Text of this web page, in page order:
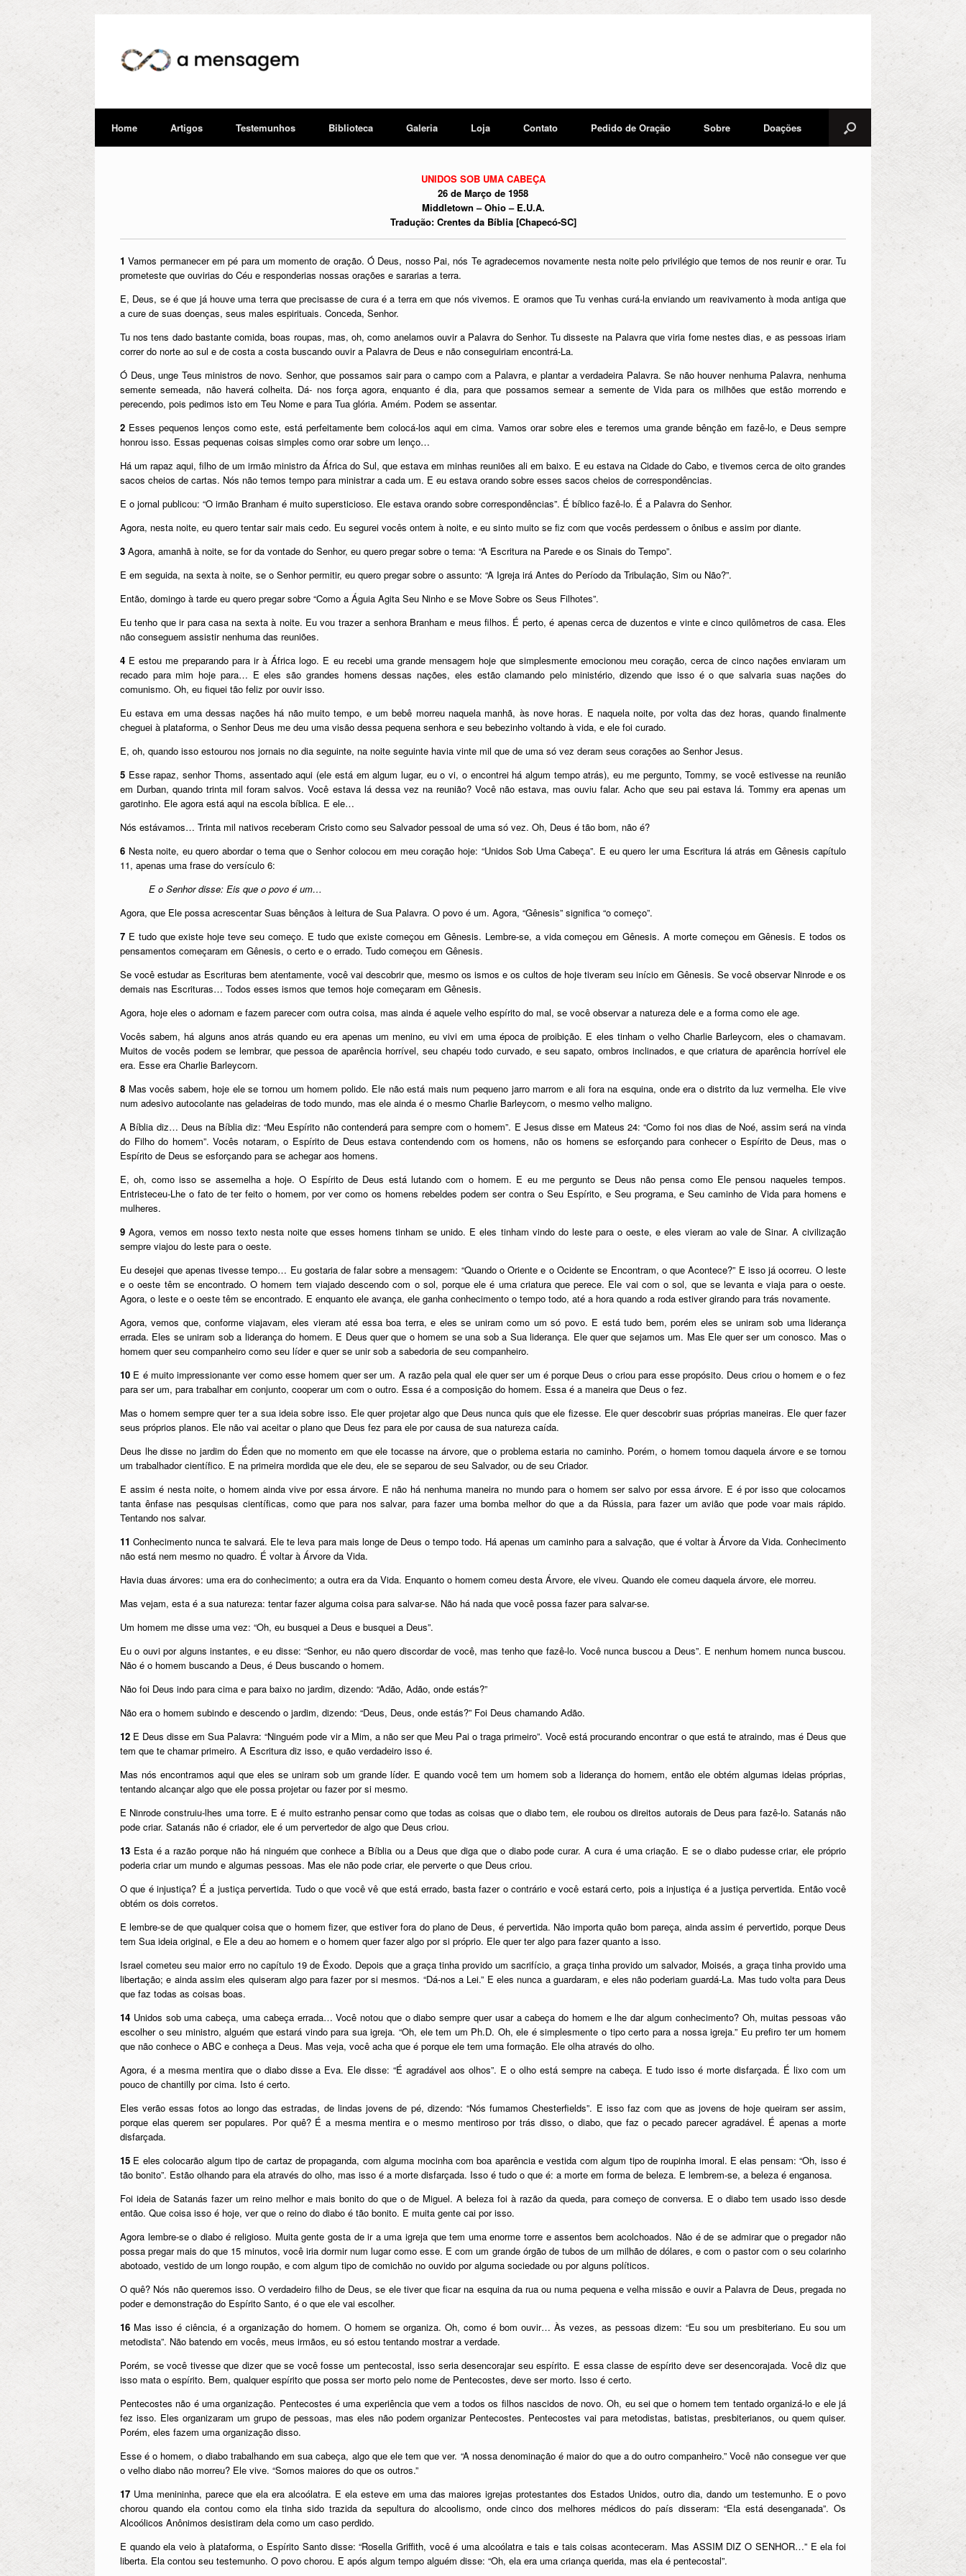
Home Artigos Testemunhos Biblioteca Galeria Loja Contato Pedido de Oração Sobre Doações
UNIDOS SOB UMA CABEÇA
26 de Março de 1958
Middletown – Ohio – E.U.A.
Tradução: Crentes da Bíblia [Chapecó-SC]
1 Vamos permanecer em pé para um momento de oração. Ó Deus, nosso Pai, nós Te agradecemos novamente nesta noite pelo privilégio que temos de nos reunir e orar. Tu
prometeste que ouvirias do Céu e responderias nossas orações e sararias a terra.
E, Deus, se é que já houve uma terra que precisasse de cura é a terra em que nós vivemos. E oramos que Tu venhas curá-la enviando um reavivamento à moda antiga que
a cure de suas doenças, seus males espirituais. Conceda, Senhor.
Tu nos tens dado bastante comida, boas roupas, mas, oh, como anelamos ouvir a Palavra do Senhor. Tu disseste na Palavra que viria fome nestes dias, e as pessoas iriam
correr do norte ao sul e de costa a costa buscando ouvir a Palavra de Deus e não conseguiriam encontrá-La.
Ó Deus, unge Teus ministros de novo. Senhor, que possamos sair para o campo com a Palavra, e plantar a verdadeira Palavra. Se não houver nenhuma Palavra, nenhuma
semente semeada, não haverá colheita. Dá- nos força agora, enquanto é dia, para que possamos semear a semente de Vida para os milhões que estão morrendo e
perecendo, pois pedimos isto em Teu Nome e para Tua glória. Amém. Podem se assentar.
2 Esses pequenos lenços como este, está perfeitamente bem colocá-los aqui em cima. Vamos orar sobre eles e teremos uma grande bênção em fazê-lo, e Deus sempre
honrou isso. Essas pequenas coisas simples como orar sobre um lenço…
Há um rapaz aqui, filho de um irmão ministro da África do Sul, que estava em minhas reuniões ali em baixo. E eu estava na Cidade do Cabo, e tivemos cerca de oito grandes
sacos cheios de cartas. Nós não temos tempo para ministrar a cada um. E eu estava orando sobre esses sacos cheios de correspondências.
E o jornal publicou: “O irmão Branham é muito supersticioso. Ele estava orando sobre correspondências”. É bíblico fazê-lo. É a Palavra do Senhor.
Agora, nesta noite, eu quero tentar sair mais cedo. Eu segurei vocês ontem à noite, e eu sinto muito se fiz com que vocês perdessem o ônibus e assim por diante.
3 Agora, amanhã à noite, se for da vontade do Senhor, eu quero pregar sobre o tema: “A Escritura na Parede e os Sinais do Tempo”.
E em seguida, na sexta à noite, se o Senhor permitir, eu quero pregar sobre o assunto: “A Igreja irá Antes do Período da Tribulação, Sim ou Não?”.
Então, domingo à tarde eu quero pregar sobre “Como a Águia Agita Seu Ninho e se Move Sobre os Seus Filhotes”.
Eu tenho que ir para casa na sexta à noite. Eu vou trazer a senhora Branham e meus filhos. É perto, é apenas cerca de duzentos e vinte e cinco quilômetros de casa. Eles
não conseguem assistir nenhuma das reuniões.
4 E estou me preparando para ir à África logo. E eu recebi uma grande mensagem hoje que simplesmente emocionou meu coração, cerca de cinco nações enviaram um
recado para mim hoje para… E eles são grandes homens dessas nações, eles estão clamando pelo ministério, dizendo que isso é o que salvaria suas nações do
comunismo. Oh, eu fiquei tão feliz por ouvir isso.
Eu estava em uma dessas nações há não muito tempo, e um bebê morreu naquela manhã, às nove horas. E naquela noite, por volta das dez horas, quando finalmente
cheguei à plataforma, o Senhor Deus me deu uma visão dessa pequena senhora e seu bebezinho voltando à vida, e ele foi curado.
E, oh, quando isso estourou nos jornais no dia seguinte, na noite seguinte havia vinte mil que de uma só vez deram seus corações ao Senhor Jesus.
5 Esse rapaz, senhor Thoms, assentado aqui (ele está em algum lugar, eu o vi, o encontrei há algum tempo atrás), eu me pergunto, Tommy, se você estivesse na reunião
em Durban, quando trinta mil foram salvos. Você estava lá dessa vez na reunião? Você não estava, mas ouviu falar. Acho que seu pai estava lá. Tommy era apenas um
garotinho. Ele agora está aqui na escola bíblica. E ele…
Nós estávamos… Trinta mil nativos receberam Cristo como seu Salvador pessoal de uma só vez. Oh, Deus é tão bom, não é?
6 Nesta noite, eu quero abordar o tema que o Senhor colocou em meu coração hoje: “Unidos Sob Uma Cabeça”. E eu quero ler uma Escritura lá atrás em Gênesis capítulo
11, apenas uma frase do versículo 6:
E o Senhor disse: Eis que o povo é um…
Agora, que Ele possa acrescentar Suas bênçãos à leitura de Sua Palavra. O povo é um. Agora, “Gênesis” significa “o começo”.
7 E tudo que existe hoje teve seu começo. E tudo que existe começou em Gênesis. Lembre-se, a vida começou em Gênesis. A morte começou em Gênesis. E todos os
pensamentos começaram em Gênesis, o certo e o errado. Tudo começou em Gênesis.
Se você estudar as Escrituras bem atentamente, você vai descobrir que, mesmo os ismos e os cultos de hoje tiveram seu início em Gênesis. Se você observar Ninrode e os
demais nas Escrituras… Todos esses ismos que temos hoje começaram em Gênesis.
Agora, hoje eles o adornam e fazem parecer com outra coisa, mas ainda é aquele velho espírito do mal, se você observar a natureza dele e a forma como ele age.
Vocês sabem, há alguns anos atrás quando eu era apenas um menino, eu vivi em uma época de proibição. E eles tinham o velho Charlie Barleycorn, eles o chamavam.
Muitos de vocês podem se lembrar, que pessoa de aparência horrível, seu chapéu todo curvado, e seu sapato, ombros inclinados, e que criatura de aparência horrível ele
era. Esse era Charlie Barleycorn.
8 Mas vocês sabem, hoje ele se tornou um homem polido. Ele não está mais num pequeno jarro marrom e ali fora na esquina, onde era o distrito da luz vermelha. Ele vive
num adesivo autocolante nas geladeiras de todo mundo, mas ele ainda é o mesmo Charlie Barleycorn, o mesmo velho maligno.
A Bíblia diz… Deus na Bíblia diz: “Meu Espírito não contenderá para sempre com o homem”. E Jesus disse em Mateus 24: “Como foi nos dias de Noé, assim será na vinda
do Filho do homem”. Vocês notaram, o Espírito de Deus estava contendendo com os homens, não os homens se esforçando para conhecer o Espírito de Deus, mas o
Espírito de Deus se esforçando para se achegar aos homens.
E, oh, como isso se assemelha a hoje. O Espírito de Deus está lutando com o homem. E eu me pergunto se Deus não pensa como Ele pensou naqueles tempos.
Entristeceu-Lhe o fato de ter feito o homem, por ver como os homens rebeldes podem ser contra o Seu Espírito, e Seu programa, e Seu caminho de Vida para homens e
mulheres.
9 Agora, vemos em nosso texto nesta noite que esses homens tinham se unido. E eles tinham vindo do leste para o oeste, e eles vieram ao vale de Sinar. A civilização
sempre viajou do leste para o oeste.
Eu desejei que apenas tivesse tempo… Eu gostaria de falar sobre a mensagem: “Quando o Oriente e o Ocidente se Encontram, o que Acontece?” E isso já ocorreu. O leste
e o oeste têm se encontrado. O homem tem viajado descendo com o sol, porque ele é uma criatura que perece. Ele vai com o sol, que se levanta e viaja para o oeste.
Agora, o leste e o oeste têm se encontrado. E enquanto ele avança, ele ganha conhecimento o tempo todo, até a hora quando a roda estiver girando para trás novamente.
Agora, vemos que, conforme viajavam, eles vieram até essa boa terra, e eles se uniram como um só povo. E está tudo bem, porém eles se uniram sob uma liderança
errada. Eles se uniram sob a liderança do homem. E Deus quer que o homem se una sob a Sua liderança. Ele quer que sejamos um. Mas Ele quer ser um conosco. Mas o
homem quer seu companheiro como seu líder e quer se unir sob a sabedoria de seu companheiro.
10 E é muito impressionante ver como esse homem quer ser um. A razão pela qual ele quer ser um é porque Deus o criou para esse propósito. Deus criou o homem e o fez
para ser um, para trabalhar em conjunto, cooperar um com o outro. Essa é a composição do homem. Essa é a maneira que Deus o fez.
Mas o homem sempre quer ter a sua ideia sobre isso. Ele quer projetar algo que Deus nunca quis que ele fizesse. Ele quer descobrir suas próprias maneiras. Ele quer fazer
seus próprios planos. Ele não vai aceitar o plano que Deus fez para ele por causa de sua natureza caída.
Deus lhe disse no jardim do Éden que no momento em que ele tocasse na árvore, que o problema estaria no caminho. Porém, o homem tomou daquela árvore e se tornou
um trabalhador científico. E na primeira mordida que ele deu, ele se separou de seu Salvador, ou de seu Criador.
E assim é nesta noite, o homem ainda vive por essa árvore. E não há nenhuma maneira no mundo para o homem ser salvo por essa árvore. E é por isso que colocamos
tanta ênfase nas pesquisas científicas, como que para nos salvar, para fazer uma bomba melhor do que a da Rússia, para fazer um avião que pode voar mais rápido.
Tentando nos salvar.
11 Conhecimento nunca te salvará. Ele te leva para mais longe de Deus o tempo todo. Há apenas um caminho para a salvação, que é voltar à Árvore da Vida. Conhecimento
não está nem mesmo no quadro. É voltar à Árvore da Vida.
Havia duas árvores: uma era do conhecimento; a outra era da Vida. Enquanto o homem comeu desta Árvore, ele viveu. Quando ele comeu daquela árvore, ele morreu.
Mas vejam, esta é a sua natureza: tentar fazer alguma coisa para salvar-se. Não há nada que você possa fazer para salvar-se.
Um homem me disse uma vez: “Oh, eu busquei a Deus e busquei a Deus”.
Eu o ouvi por alguns instantes, e eu disse: “Senhor, eu não quero discordar de você, mas tenho que fazê-lo. Você nunca buscou a Deus”. E nenhum homem nunca buscou.
Não é o homem buscando a Deus, é Deus buscando o homem.
Não foi Deus indo para cima e para baixo no jardim, dizendo: “Adão, Adão, onde estás?”
Não era o homem subindo e descendo o jardim, dizendo: “Deus, Deus, onde estás?” Foi Deus chamando Adão.
12 E Deus disse em Sua Palavra: “Ninguém pode vir a Mim, a não ser que Meu Pai o traga primeiro”. Você está procurando encontrar o que está te atraindo, mas é Deus que
tem que te chamar primeiro. A Escritura diz isso, e quão verdadeiro isso é.
Mas nós encontramos aqui que eles se uniram sob um grande líder. E quando você tem um homem sob a liderança do homem, então ele obtém algumas ideias próprias,
tentando alcançar algo que ele possa projetar ou fazer por si mesmo.
E Ninrode construiu-lhes uma torre. E é muito estranho pensar como que todas as coisas que o diabo tem, ele roubou os direitos autorais de Deus para fazê-lo. Satanás não
pode criar. Satanás não é criador, ele é um pervertedor de algo que Deus criou.
13 Esta é a razão porque não há ninguém que conhece a Bíblia ou a Deus que diga que o diabo pode curar. A cura é uma criação. E se o diabo pudesse criar, ele próprio
poderia criar um mundo e algumas pessoas. Mas ele não pode criar, ele perverte o que Deus criou.
O que é injustiça? É a justiça pervertida. Tudo o que você vê que está errado, basta fazer o contrário e você estará certo, pois a injustiça é a justiça pervertida. Então você
obtém os dois corretos.
E lembre-se de que qualquer coisa que o homem fizer, que estiver fora do plano de Deus, é pervertida. Não importa quão bom pareça, ainda assim é pervertido, porque Deus
tem Sua ideia original, e Ele a deu ao homem e o homem quer fazer algo por si próprio. Ele quer ter algo para fazer quanto a isso.
Israel cometeu seu maior erro no capítulo 19 de Êxodo. Depois que a graça tinha provido um sacrifício, a graça tinha provido um salvador, Moisés, a graça tinha provido uma
libertação; e ainda assim eles quiseram algo para fazer por si mesmos. “Dá-nos a Lei.” E eles nunca a guardaram, e eles não poderiam guardá-La. Mas tudo volta para Deus
que faz todas as coisas boas.
14 Unidos sob uma cabeça, uma cabeça errada… Você notou que o diabo sempre quer usar a cabeça do homem e lhe dar algum conhecimento? Oh, muitas pessoas vão
escolher o seu ministro, alguém que estará vindo para sua igreja. “Oh, ele tem um Ph.D. Oh, ele é simplesmente o tipo certo para a nossa igreja.” Eu prefiro ter um homem
que não conhece o ABC e conheça a Deus. Mas veja, você acha que é porque ele tem uma formação. Ele olha através do olho.
Agora, é a mesma mentira que o diabo disse a Eva. Ele disse: “É agradável aos olhos”. E o olho está sempre na cabeça. E tudo isso é morte disfarçada. É lixo com um
pouco de chantilly por cima. Isto é certo.
Eles verão essas fotos ao longo das estradas, de lindas jovens de pé, dizendo: “Nós fumamos Chesterfields”. E isso faz com que as jovens de hoje queiram ser assim,
porque elas querem ser populares. Por quê? É a mesma mentira e o mesmo mentiroso por trás disso, o diabo, que faz o pecado parecer agradável. É apenas a morte
disfarçada.
15 E eles colocarão algum tipo de cartaz de propaganda, com alguma mocinha com boa aparência e vestida com algum tipo de roupinha imoral. E elas pensam: “Oh, isso é
tão bonito”. Estão olhando para ela através do olho, mas isso é a morte disfarçada. Isso é tudo o que é: a morte em forma de beleza. E lembrem-se, a beleza é enganosa.
Foi ideia de Satanás fazer um reino melhor e mais bonito do que o de Miguel. A beleza foi à razão da queda, para começo de conversa. E o diabo tem usado isso desde
então. Que coisa isso é hoje, ver que o reino do diabo é tão bonito. E muita gente cai por isso.
Agora lembre-se o diabo é religioso. Muita gente gosta de ir a uma igreja que tem uma enorme torre e assentos bem acolchoados. Não é de se admirar que o pregador não
possa pregar mais do que 15 minutos, você iria dormir num lugar como esse. E com um grande órgão de tubos de um milhão de dólares, e com o pastor com o seu colarinho
abotoado, vestido de um longo roupão, e com algum tipo de comichão no ouvido por alguma sociedade ou por alguns políticos.
O quê? Nós não queremos isso. O verdadeiro filho de Deus, se ele tiver que ficar na esquina da rua ou numa pequena e velha missão e ouvir a Palavra de Deus, pregada no
poder e demonstração do Espírito Santo, é o que ele vai escolher.
16 Mas isso é ciência, é a organização do homem. O homem se organiza. Oh, como é bom ouvir… Às vezes, as pessoas dizem: “Eu sou um presbiteriano. Eu sou um
metodista”. Não batendo em vocês, meus irmãos, eu só estou tentando mostrar a verdade.
Porém, se você tivesse que dizer que se você fosse um pentecostal, isso seria desencorajar seu espírito. E essa classe de espírito deve ser desencorajada. Você diz que
isso mata o espírito. Bem, qualquer espírito que possa ser morto pelo nome de Pentecostes, deve ser morto. Isso é certo.
Pentecostes não é uma organização. Pentecostes é uma experiência que vem a todos os filhos nascidos de novo. Oh, eu sei que o homem tem tentado organizá-lo e ele já
fez isso. Eles organizaram um grupo de pessoas, mas eles não podem organizar Pentecostes. Pentecostes vai para metodistas, batistas, presbiterianos, ou quem quiser.
Porém, eles fazem uma organização disso.
Esse é o homem, o diabo trabalhando em sua cabeça, algo que ele tem que ver. “A nossa denominação é maior do que a do outro companheiro.” Você não consegue ver que
o velho diabo não morreu? Ele vive. “Somos maiores do que os outros.”
17 Uma menininha, parece que ela era alcoólatra. E ela esteve em uma das maiores igrejas protestantes dos Estados Unidos, outro dia, dando um testemunho. E o povo
chorou quando ela contou como ela tinha sido trazida da sepultura do alcoolismo, onde cinco dos melhores médicos do país disseram: “Ela está desenganada”. Os
Alcoólicos Anônimos desistiram dela como um caso perdido.
E quando ela veio à plataforma, o Espírito Santo disse: “Rosella Griffith, você é uma alcoólatra e tais e tais coisas aconteceram. Mas ASSIM DIZ O SENHOR…” E ela foi
liberta. Ela contou seu testemunho. O povo chorou. E após algum tempo alguém disse: “Oh, ela era uma criança querida, mas ela é pentecostal”.